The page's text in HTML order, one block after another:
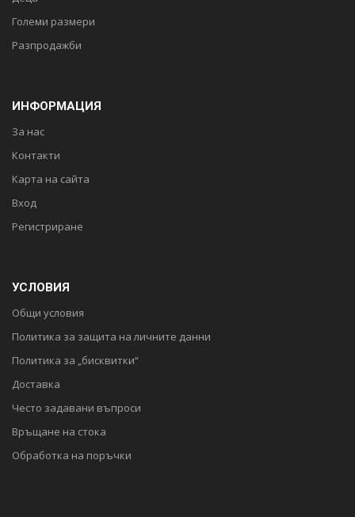
Големи размери
Разпродажби
ИНФОРМАЦИЯ
За нас
Контакти
Карта на сайта
Вход
Регистриране
УСЛОВИЯ
Общи условия
Политика за защита на личните данни
Политика за „бисквитки“
Доставка
Често задавани въпроси
Връщане на стока
Обработка на поръчки